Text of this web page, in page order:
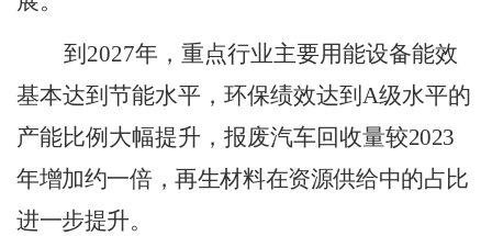
到 2027年，重点行业主要用能设备能效
基本达到节能水平，环保绩效达到 A级水平的
产能比例大幅提升，报废汽车回收量较2023
年增加约一倍，再生材料在资源供给中的占比
进一步提升。